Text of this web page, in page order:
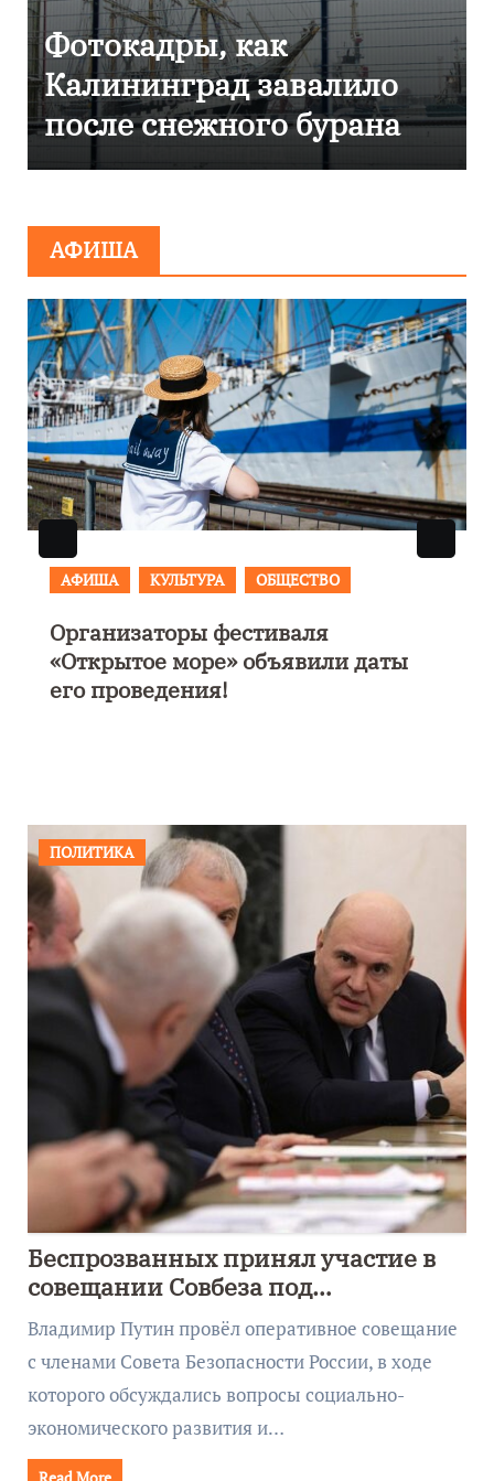
бурана
Фоторепортаж
Калининграде
эвакуировали
сообщения о
АФИША
АФИША
В Калининграде пройдет
фестиваль искусств «Зимние
каникулы на Балтике»
ПОЛИТИКА
Беспрозванных принял участие в
совещании Совбеза под
руководством Путина
Владимир Путин провёл оперативное совещание
с членами Совета Безопасности России, в ходе
которого обсуждались вопросы социально-
экономического развития и…